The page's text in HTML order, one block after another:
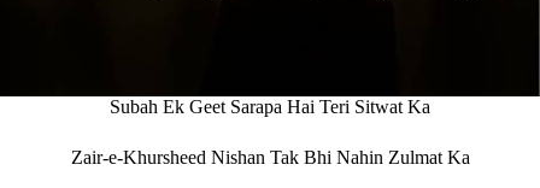
Subah Ek Geet Sarapa Hai Teri Sitwat Ka
Zair-e-Khursheed Nishan Tak Bhi Nahin Zulmat Ka